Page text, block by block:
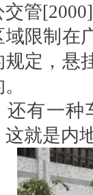
交管
域限制在
规定，悬
一种车
这就是内